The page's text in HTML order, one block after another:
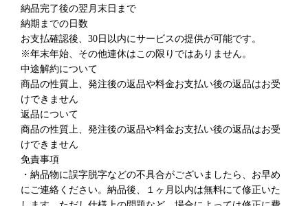
納品完了後の翌月末日まで
納期までの日数
お支払確認後、30日以内にサービスの提供が可能です。
※年末年始、その他連休はこの限りではありません。
中途解約について
商品の性質上、発注後の返品や料金お支払い後の返品はお受
けできません
返品について
商品の性質上、発注後の返品や料金お支払い後の返品はお受
けできません
免責事項
・納品物に誤字脱字などの不具合がございましたら、お早め
にご連絡ください。納品後、１ヶ月以内は無料にて修正いた